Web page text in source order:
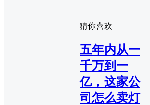
猜你喜欢
五年内从一
千万到一
亿，这家公
司怎么卖灯